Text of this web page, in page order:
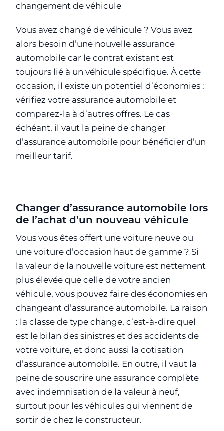
changement de véhicule
Vous avez changé de véhicule ? Vous avez
alors besoin d’une nouvelle assurance
automobile car le contrat existant est
toujours lié à un véhicule spécifique. À cette
occasion, il existe un potentiel d’économies :
vérifiez votre assurance automobile et
comparez-la à d’autres offres. Le cas
échéant, il vaut la peine de changer
d’assurance automobile pour bénéficier d’un
meilleur tarif.
Changer d’assurance automobile lors
de l’achat d’un nouveau véhicule
Vous vous êtes offert une voiture neuve ou
une voiture d’occasion haut de gamme ? Si
la valeur de la nouvelle voiture est nettement
plus élevée que celle de votre ancien
véhicule, vous pouvez faire des économies en
changeant d’assurance automobile. La raison
: la classe de type change, c’est-à-dire quel
est le bilan des sinistres et des accidents de
votre voiture, et donc aussi la cotisation
d’assurance automobile. En outre, il vaut la
peine de souscrire une assurance complète
avec indemnisation de la valeur à neuf,
surtout pour les véhicules qui viennent de
sortir de chez le constructeur.